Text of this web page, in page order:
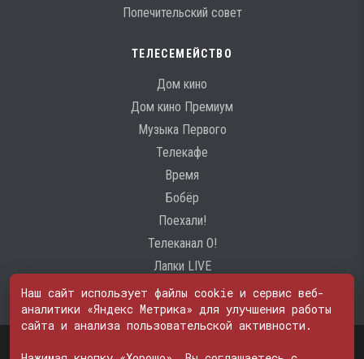
Попечительский совет
ТЕЛЕСЕМЕЙСТВО
Дом кино
Дом кино Премиум
Музыка Первого
Телекафе
Время
Бобёр
Поехали!
Телеканал О!
Лапки LIVE
№ ФС 77 - 74600
Наш сайт использует файлы cookie и сервис веб-
аналитики «Яндекс Метрика» для улучшения работы
сайта и анализа пользовательской активности.